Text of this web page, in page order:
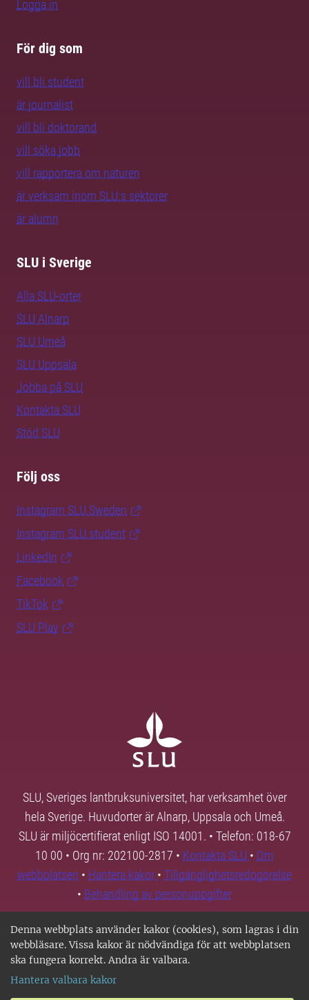
Denna webbplats använder kakor (cookies), som lagras i din
webbläsare. Vissa kakor är nödvändiga för att webbplatsen
ska fungera korrekt. Andra är valbara.
Hantera valbara kakor
Logga in
För dig som
vill bli student
är journalist
vill bli doktorand
vill söka jobb
vill rapportera om naturen
är verksam inom SLU:s sektorer
är alumn
SLU i Sverige
Alla SLU-orter
SLU Alnarp
SLU Umeå
SLU Uppsala
Jobba på SLU
Kontakta SLU
Stöd SLU
Följ oss
Instagram SLU.Sweden
Instagram SLU.student
LinkedIn
Facebook
TikTok
SLU Play
SLU, Sveriges lantbruksuniversitet, har verksamhet över
hela Sverige. Huvudorter är Alnarp, Uppsala och Umeå.
SLU är miljöcertifierat enligt ISO 14001. • Telefon: 018-67
10 00 • Org nr: 202100-2817 • Kontakta SLU • Om
webbplatsen • Hantera kakor • Tillgänglighetsredogörelse
• Behandling av personuppgifter